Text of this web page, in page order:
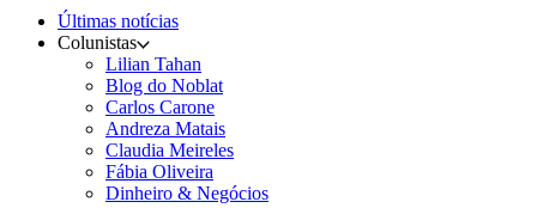
Últimas notícias
Colunistas
Lilian Tahan
Blog do Noblat
Carlos Carone
Andreza Matais
Claudia Meireles
Fábia Oliveira
Dinheiro & Negócios